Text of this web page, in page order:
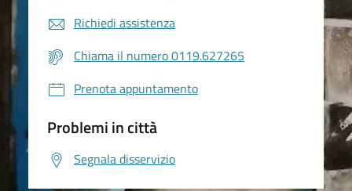
Richiedi assistenza
Chiama il numero 0119.627265
Prenota appuntamento
Problemi in città
Segnala disservizio